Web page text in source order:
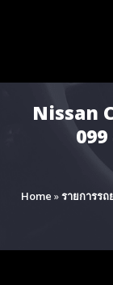
Nissan
Home »รายการรถ